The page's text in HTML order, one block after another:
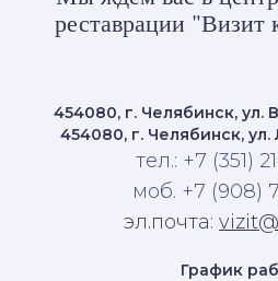
реставрации "Визит
454080, г. Челябинск, ул.
454080, г. Челябинск,
тел.: +7 (351)
моб. +7 (908)
эл.почта:
График